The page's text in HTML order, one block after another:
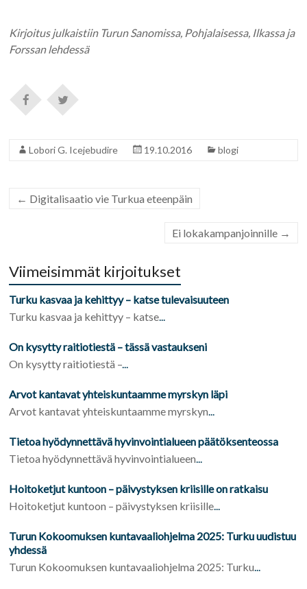
Kirjoitus julkaistiin Turun Sanomissa, Pohjalaisessa, Ilkassa ja
Forssan lehdessä
Lobori G. Icejebudire 19.10.2016 blogi
← Digitalisaatio vie Turkua eteenpäin
Ei lokakampanjoinnille →
Viimeisimmät kirjoitukset
Turku kasvaa ja kehittyy – katse tulevaisuuteen
Turku kasvaa ja kehittyy – katse...
On kysytty raitiotiestä – tässä vastaukseni
On kysytty raitiotiestä –...
Arvot kantavat yhteiskuntaamme myrskyn läpi
Arvot kantavat yhteiskuntaamme myrskyn...
Tietoa hyödynnettävä hyvinvointialueen päätöksenteossa
Tietoa hyödynnettävä hyvinvointialueen...
Hoitoketjut kuntoon – päivystyksen kriisille on ratkaisu
Hoitoketjut kuntoon – päivystyksen kriisille...
Turun Kokoomuksen kuntavaaliohjelma 2025: Turku uudistuu
yhdessä
Turun Kokoomuksen kuntavaaliohjelma 2025: Turku...